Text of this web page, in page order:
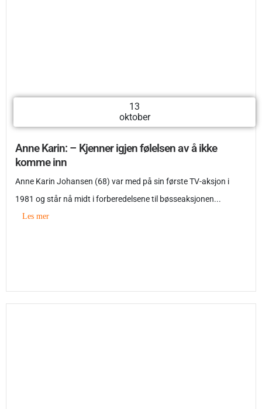
13
oktober
Anne Karin: – Kjenner igjen følelsen av å ikke
komme inn
Anne Karin Johansen (68) var med på sin første TV-aksjon i
1981 og står nå midt i forberedelsene til bøsseaksjonen...
Les mer